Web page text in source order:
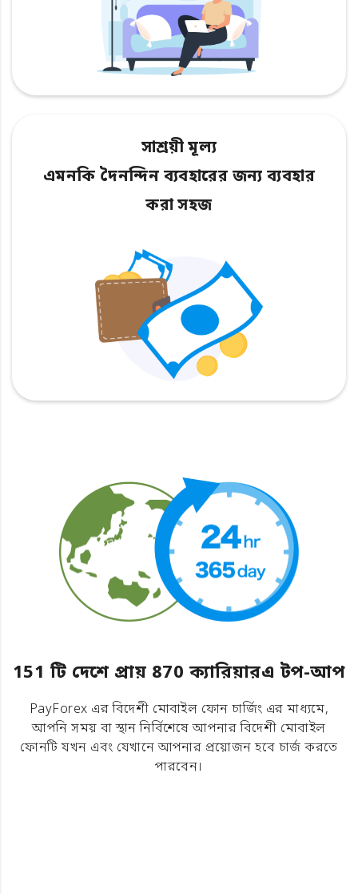
সাশ্রয়ী মূল্য
এমনকি দৈনন্দিন ব্যবহারের জন্য ব্যবহার
করা সহজ
151 টি দেশে প্রায় 870 ক্যারিয়ারএ টপ-আপ
PayForex এর বিদেশী মোবাইল ফোন চার্জিং এর মাধ্যমে,
আপনি সময় বা স্থান নির্বিশেষে আপনার বিদেশী মোবাইল
ফোনটি যখন এবং যেখানে আপনার প্রয়োজন হবে চার্জ করতে
পারবেন।